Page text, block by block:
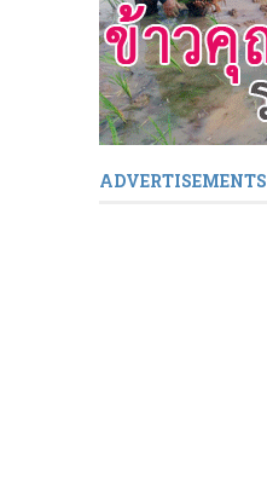
ADVERTISEMENTS